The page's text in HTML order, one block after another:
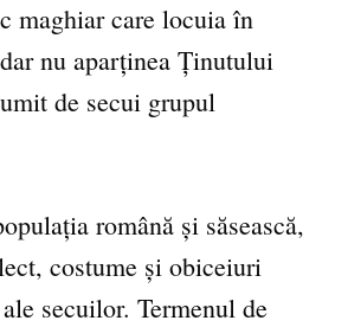
maghiar care locuia în
nu aparținea Ținutului
de secui grupul
română și săsească,
costume și obiceiuri
secuilor. Termenul de